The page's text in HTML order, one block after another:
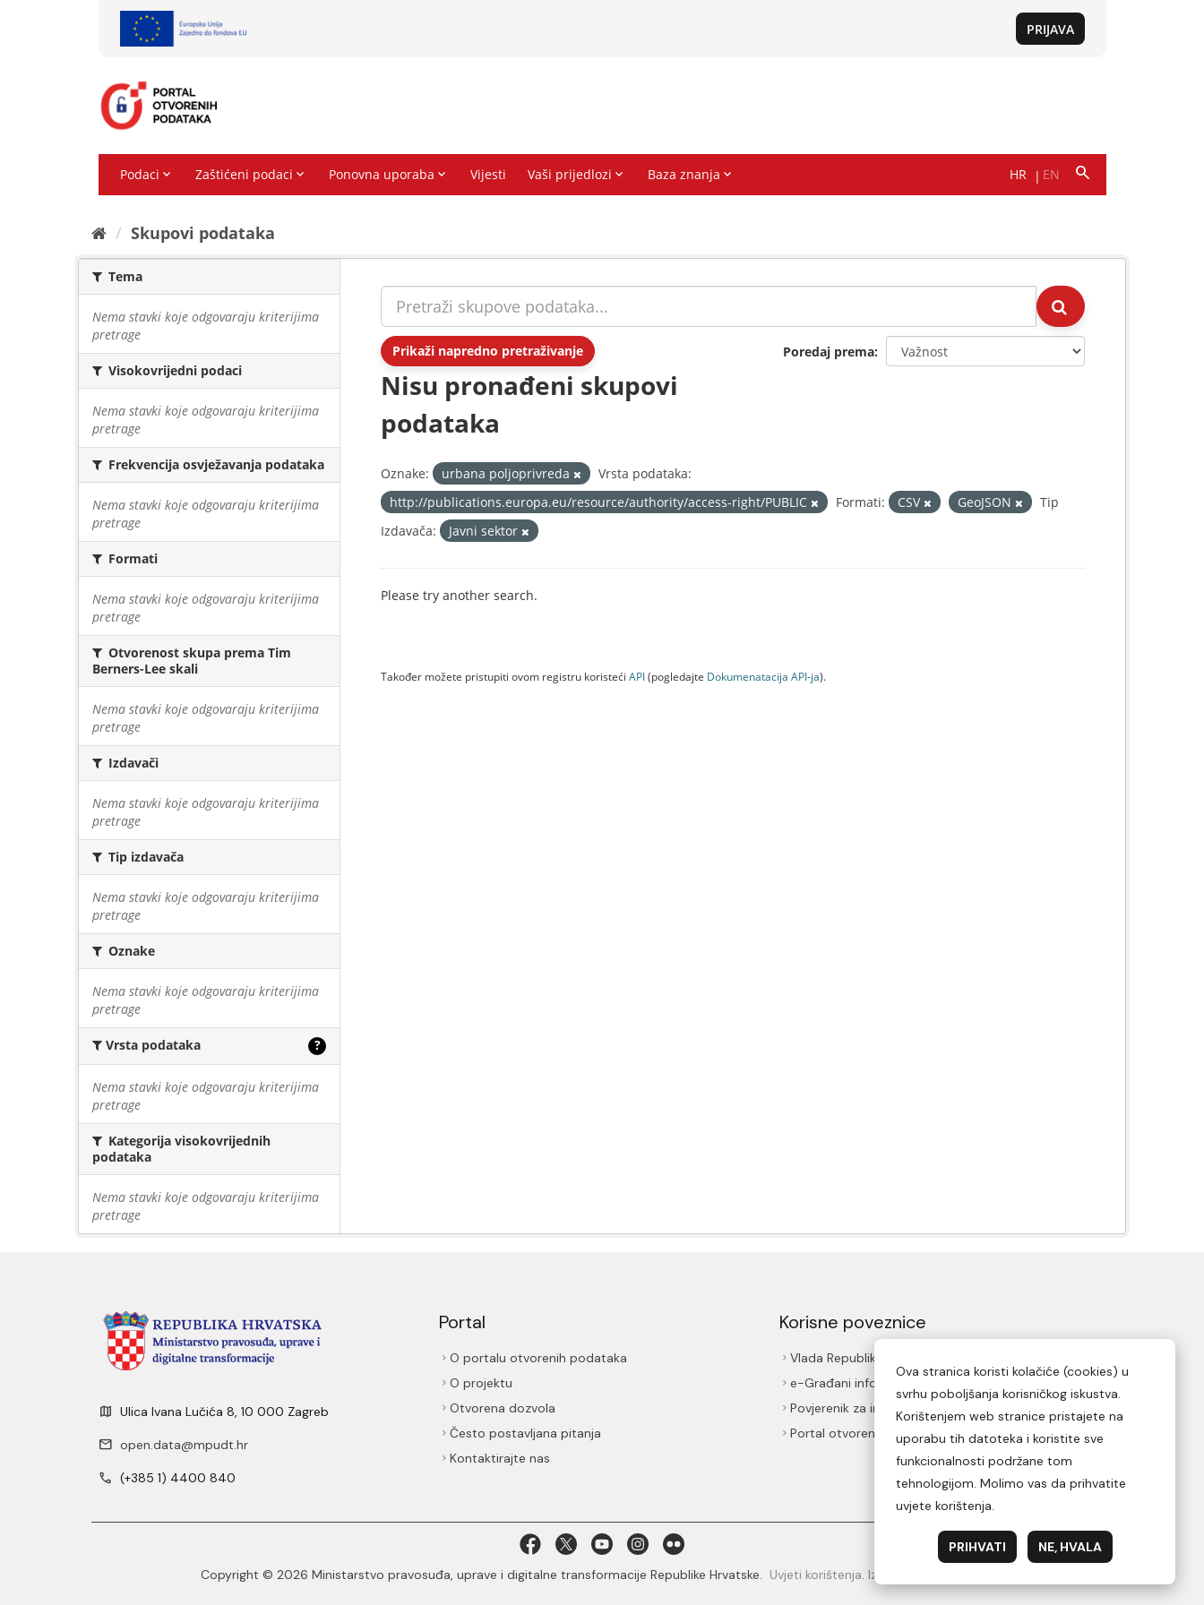
Skupovi podаtаkа
Tema
Nema stavki koje odgovaraju kriterijima
pretrage
Visokovrijedni podaci
Nema stavki koje odgovaraju kriterijima
pretrage
Frekvencija osvježavanja podataka
Nema stavki koje odgovaraju kriterijima
pretrage
Formati
Nema stavki koje odgovaraju kriterijima
pretrage
Otvorenost skupa prema Tim
Berners-Lee skali
Nema stavki koje odgovaraju kriterijima
pretrage
Izdavači
Nema stavki koje odgovaraju kriterijima
pretrage
Tip izdavača
Nema stavki koje odgovaraju kriterijima
pretrage
Oznake
Nema stavki koje odgovaraju kriterijima
pretrage
Vrsta podataka ?
Nema stavki koje odgovaraju kriterijima
pretrage
Kategorija visokovrijednih
podataka
Nema stavki koje odgovaraju kriterijima
pretrage
Prikaži napredno pretraživanje Poredaj prema
Nisu pronađeni skupovi
podataka
Oznake: urbana poljoprivreda
Vrsta podataka:
http://publications.europa.eu/resource/authority/access-right/PUBLIC
Formati: CSV GeoJSON
Tip
Izdavača:
Javni sektor
Please try another search.
Također možete pristupiti ovom registru koristeći API(pogledajte Dokumenаtаcijа API-jа).